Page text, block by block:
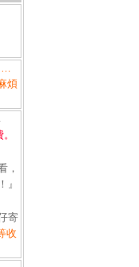
…
煩
，
』
寄
收